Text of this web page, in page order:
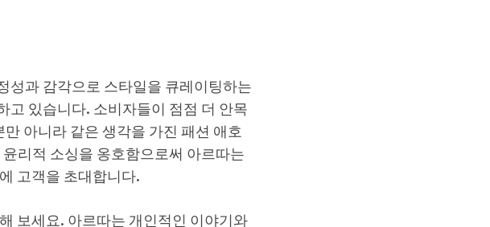
성과 감각으로 스타일을 큐레이팅하는
고 있습니다. 소비자들이 점점 더 안목
아니라 같은 생각을 가진 패션 애호
리적 소싱을 옹호함으로써 아르따는
고객을 초대합니다.
보세요. 아르따는 개인적인 이야기와